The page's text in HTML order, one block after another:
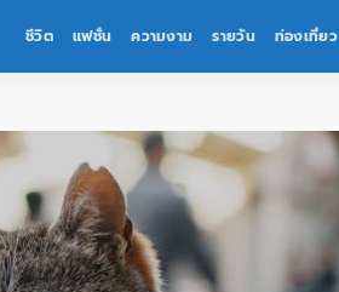
ชีวิต แฟชั่น ความงาม รายวัน ท่องเที่ยว